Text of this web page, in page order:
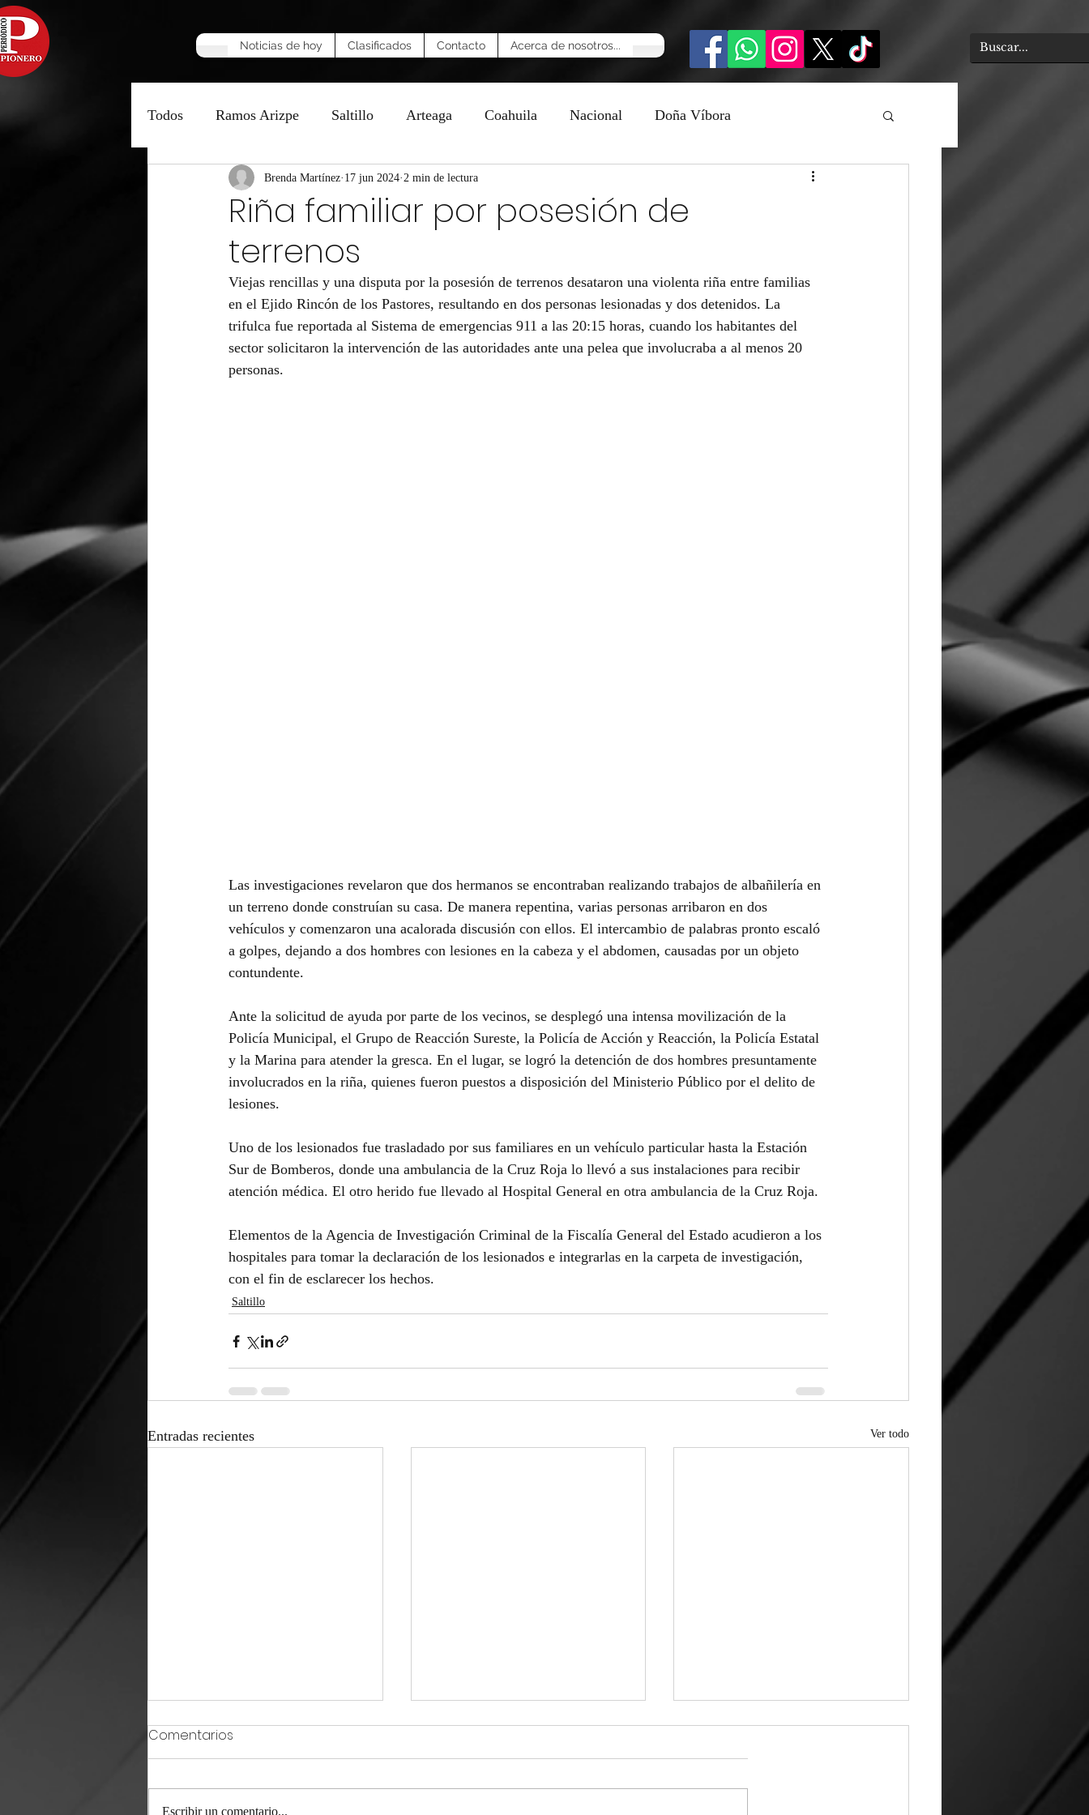
Noticias de hoy Clasificados Contacto Acerca de nosotros...
Todos Ramos Arizpe Saltillo Arteaga Coahuila Nacional Doña Víbora
Manzana Caliente Opinión
Riña familiar por posesión de
terrenos
Brenda Martínez 17 jun 2024 2 min de lectura
Viejas rencillas y una disputa por la posesión de terrenos desataron una violenta riña entre familias
en el Ejido Rincón de los Pastores, resultando en dos personas lesionadas y dos detenidos. La
trifulca fue reportada al Sistema de emergencias 911 a las 20:15 horas, cuando los habitantes del
sector solicitaron la intervención de las autoridades ante una pelea que involucraba a al menos 20
personas.
Las investigaciones revelaron que dos hermanos se encontraban realizando trabajos de albañilería en
un terreno donde construían su casa. De manera repentina, varias personas arribaron en dos
vehículos y comenzaron una acalorada discusión con ellos. El intercambio de palabras pronto escaló
a golpes, dejando a dos hombres con lesiones en la cabeza y el abdomen, causadas por un objeto
contundente.
Ante la solicitud de ayuda por parte de los vecinos, se desplegó una intensa movilización de la
Policía Municipal, el Grupo de Reacción Sureste, la Policía de Acción y Reacción, la Policía Estatal
y la Marina para atender la gresca. En el lugar, se logró la detención de dos hombres presuntamente
involucrados en la riña, quienes fueron puestos a disposición del Ministerio Público por el delito de
lesiones.
Uno de los lesionados fue trasladado por sus familiares en un vehículo particular hasta la Estación
Sur de Bomberos, donde una ambulancia de la Cruz Roja lo llevó a sus instalaciones para recibir
atención médica. El otro herido fue llevado al Hospital General en otra ambulancia de la Cruz Roja.
Elementos de la Agencia de Investigación Criminal de la Fiscalía General del Estado acudieron a los
hospitales para tomar la declaración de los lesionados e integrarlas en la carpeta de investigación,
con el fin de esclarecer los hechos.
Saltillo
Entradas recientes Ver todo
Comentarios
Escribir un comentario...